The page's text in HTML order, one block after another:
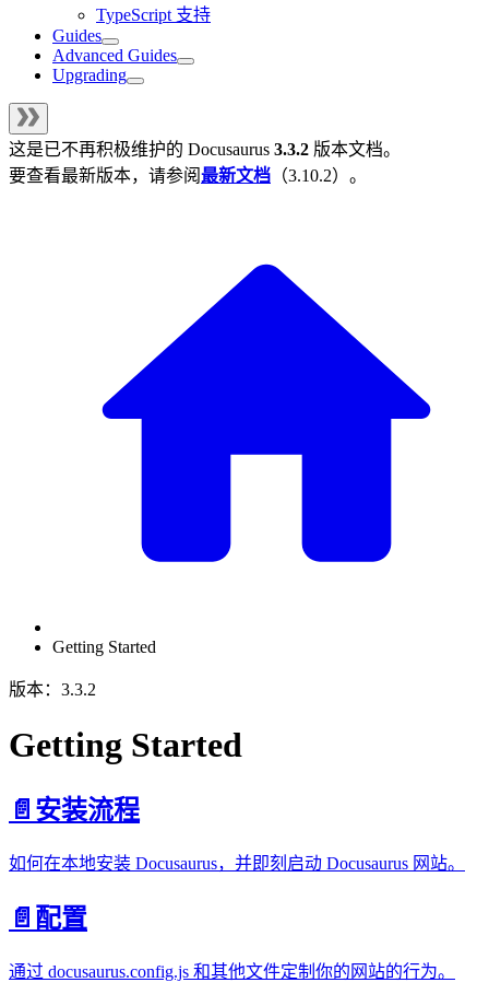
TypeScript 支持
Guides
Advanced Guides
Upgrading
这是已不再积极维护的 Docusaurus 3.3.2 版本文档。
要查看最新版本，请参阅最新文档 （3.10.2）。
Getting Started
版本：3.3.2
Getting Started
📄️ 安装流程
如何在本地安装 Docusaurus，并即刻启动 Docusaurus 网站。
📄️ 配置
通过 docusaurus.config.js 和其他文件定制你的网站的行为。